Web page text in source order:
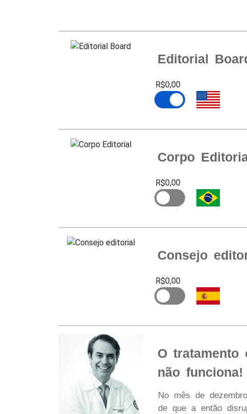
Editorial
R$0,00
Corpo
R$0,00
Consejo
R$0,00
O tratamento
não funciona!
No mês de
de que a então